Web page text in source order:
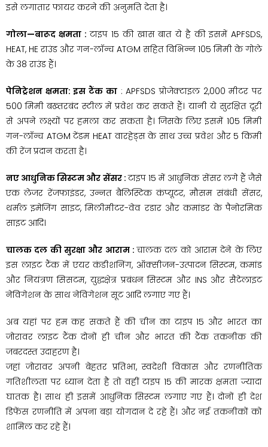
इसे लगातार फायर करने की अनुमति देता है।
गोला—बारूद क्षमता : टाइप 15 की खास बात ये है की इसमें APFSDS,
HEAT, HE राउंड और गन-लॉन्च ATGM सहित विभिन्न 105 मिमी के गोले
के 38 राउंड हैं।
पेनिट्रेशन क्षमता: इस टैंक का: APFSDS प्रोजेक्टाइल 2,000 मीटर पर
500 मिमी बख्तरबंद स्टील में प्रवेश कर सकते हैं। यानी ये सुरक्षित दूरी
से अपने लक्ष्यों पर हमला कर सकता है। जिसके लिए इसमें 105 मिमी
गन-लॉन्च ATGM टेंडम HEAT वारहेड्स के साथ उच्च प्रवेश और 5 किमी
की रेंज प्रदान करता है।
नए आधुनिक सिस्टम और सेंसर :टाइप 15 में आधुनिक सेंसर लगे हैं जैसे
एक लेजर रेंजफाइंडर, उन्नत बैलिस्टिक कंप्यूटर, मौसम संबंधी सेंसर,
थर्मल इमेजिंग साइट, मिलीमीटर-वेव रडार और कमांडर के पैनोरमिक
साइट आदि।
चालक दल की सुरक्षा और आराम :चालक दल को आराम देने के लिए
इस लाइट टैंक में एयर कंडीशनिंग, ऑक्सीजन-उत्पादन सिस्टम, कमांड
और नियंत्रण सिसटम, युद्धक्षेत्र प्रबंधन सिस्टम और INS और सैटेलाइट
नेविगेशन के साथ नेविगेशन सूट आदि लगाए गए हैं।
अब यहां पर हम कह सकते हैं की चीन का टाइप 15 और भारत का
जोरावर लाइट टैंक दोनों ही चीन और भारत की टैंक तकनीक की
जबरदस्त उदाहरण है।
जहां जोरावर अपनी बेहतर प्रतिभा, स्वदेशी विकास और रणनीतिक
गतिशीलता पर ध्यान देता है तो वहीं टाइप 15 की मारक क्षमता ज्यादा
घातक है। साथ ही इसमें आधुनिक सिस्टम लगाए गए हैं। दोनों ही देश
डिफेंस रणनीति में अपना बड़ा योगदान दे रहे हैं। और नई तकनीकों को
शामिल कर रहे हैं।